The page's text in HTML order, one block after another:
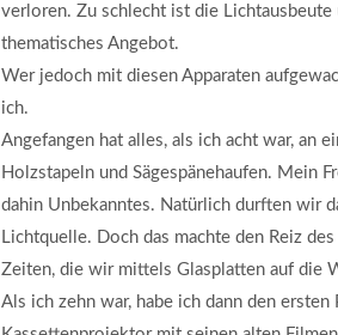
verloren. Zu schlecht ist die
thematisches Angebot.
Wer jedoch mit diesen Apparaten
ich.
Angefangen hat alles, als ich acht war, an
Holzstapeln und Sägespänehaufen. Mein
dahin Unbekanntes. Natürlich durften wir
Lichtquelle. Doch das machte den Reiz
Zeiten, die wir mittels Glasplatten auf die
Als ich zehn war, habe ich dann den